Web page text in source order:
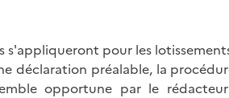
s'appliqueront pour les
déclaration préalable, la
opportune par le